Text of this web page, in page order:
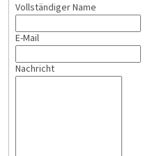
Vollständiger Name
E-Mail
Nachricht